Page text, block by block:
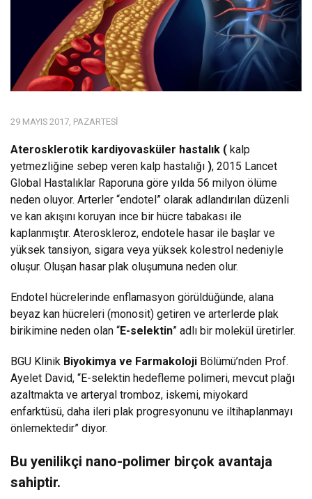
29 MAYIS 2017, PAZARTESI
Aterosklerotik kardiyovasküler hastalık ( kalp
yetmezliğine sebep veren kalp hastalığı ), 2015 Lancet
Global Hastalıklar Raporuna göre yılda 56 milyon ölüme
neden oluyor. Arterler “endotel” olarak adlandırılan düzenli
ve kan akışını koruyan ince bir hücre tabakası ile
kaplanmıştır. Ateroskleroz, endotele hasar ile başlar ve
yüksek tansiyon, sigara veya yüksek kolestrol nedeniyle
oluşur. Oluşan hasar plak oluşumuna neden olur.
Endotel hücrelerinde enflamasyon görüldüğünde, alana
beyaz kan hücreleri (monosit) getiren ve arterlerde plak
birikimine neden olan “E-selektin” adlı bir molekül üretirler.
BGU Klinik Biyokimya ve Farmakoloji Bölümü’nden Prof.
Ayelet David, “E-selektin hedefleme polimeri, mevcut plağı
azaltmakta ve arteryal tromboz, iskemi, miyokard
enfarktüsü, daha ileri plak progresyonunu ve iltihaplanmayı
önlemektedir” diyor.
Bu yenilikçi nano-polimer birçok avantaja
sahiptir.